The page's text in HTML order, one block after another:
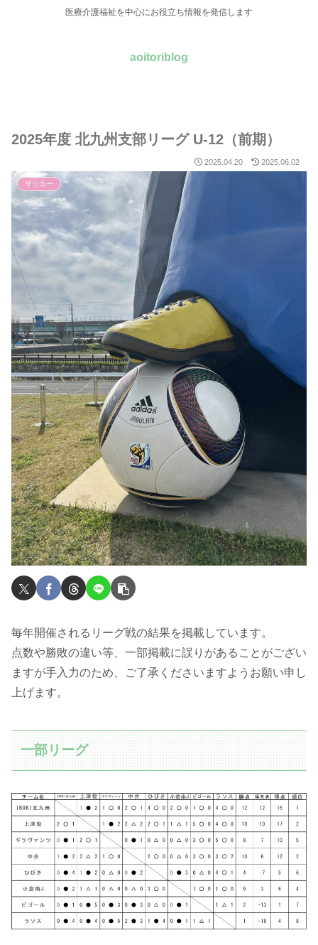
医療介護福祉を中心にお役立ち情報を発信します
aoitoriblog
2025年度 北九州支部リーグ U-12（前期）
2025.04.20 2025.06.02
サッカー
毎年開催されるリーグ戦の結果を掲載しています。
点数や勝敗の違い等、一部掲載に誤りがあることがござい
ますが手入力のため、ご了承くださいますようお願い申し
上げます。
一部リーグ